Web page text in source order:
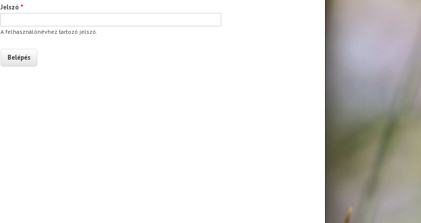
Jelszó *
A felhasználónévhez tartozó jelszó.